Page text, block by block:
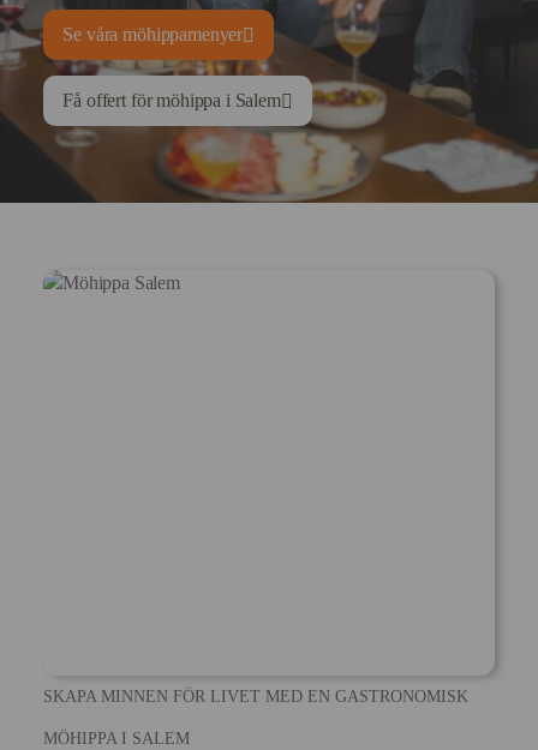
Se våra möhippamenyer
Få offert för möhippa i Salem
SKAPA MINNEN FÖR LIVET MED EN GASTRONOMISK
MÖHIPPA I SALEM